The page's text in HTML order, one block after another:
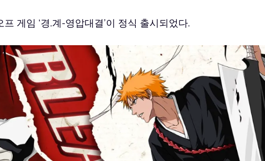
게임 ‘경.계-영압대결’이 정식 출시되었다.